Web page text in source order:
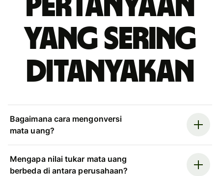
Pertanyaan
yang sering
ditanyakan
Bagaimana cara mengonversi
mata uang?
Mengapa nilai tukar mata uang
berbeda di antara perusahaan?